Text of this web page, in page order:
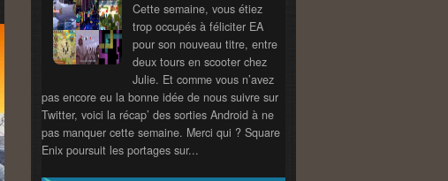
Cette semaine, vous étiez
trop occupés à féliciter EA
pour son nouveau titre, entre
deux tours en scooter chez
Julie. Et comme vous n’avez
pas encore eu la bonne idée de nous suivre sur
Twitter, voici la récap’ des sorties Android à ne
pas manquer cette semaine. Merci qui ? Square
Enix poursuit les portages sur...